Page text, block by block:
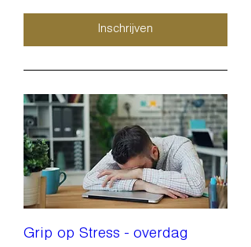
Inschrijven
Grip op Stress - overdag